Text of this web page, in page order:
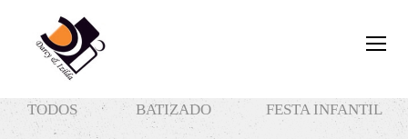
TODOS BATIZADO FESTA INFANTIL